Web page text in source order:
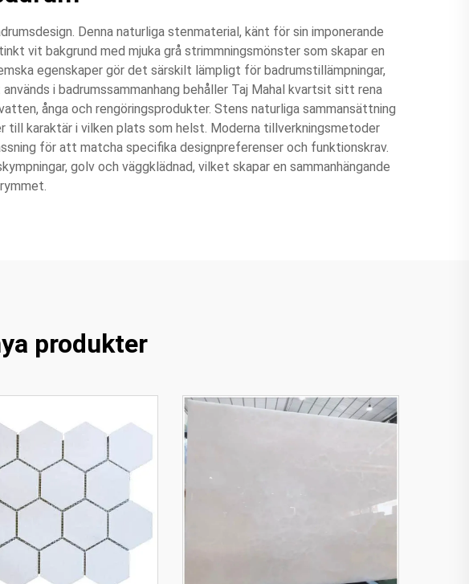
Denna naturliga stenmaterial, känt för sin imponerande
vit bakgrund med mjuka grå strimmningsmönster som skapar en
egenskaper gör det särskilt lämpligt för badrumstillämpningar,
i badrumssammanhang behåller Taj Mahal kvartsit sitt rena
ånga och rengöringsprodukter. Stens naturliga sammansättning
till karaktär i vilken plats som helst. Moderna tillverkningsmetoder
för att matcha specifika designpreferenser och funktionskrav.
golv och väggklädnad, vilket skapar en sammanhängande
produkter